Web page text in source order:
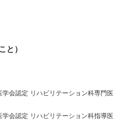
と）
学会認定 リハビリテーション科専門医
学会認定 リハビリテーション科指導医